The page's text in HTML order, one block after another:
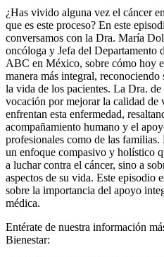
¿Has vivido alguna vez el cáncer
que es este proceso? En este
conversamos con la Dra. María
oncóloga y Jefa del Departamento
ABC en México, sobre cómo hoy
manera más integral, reconociendo
la vida de los pacientes. La Dra.
vocación por mejorar la calidad de
enfrentan esta enfermedad,
acompañamiento humano y el
profesionales como de las
un enfoque compasivo y holístico
a luchar contra el cáncer, sino a
aspectos de su vida. Este episodio
sobre la importancia del apoyo
médica.
Entérate de nuestra información
Bienestar: